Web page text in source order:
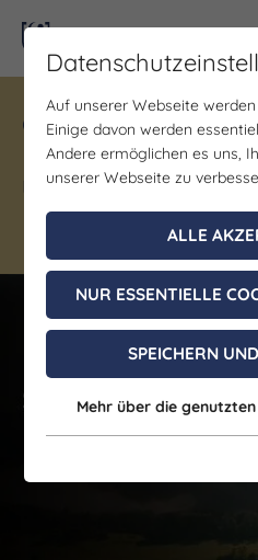
Gewinne ein Blind
Unstrut! Teilnahme
möglich.
Auf unserer Webseite
Einige davon werden
Andere ermöglichen es uns,
unserer Webseite zu
ALLE
NUR ESSENTIELLE
SPEICHERN UND
Mehr über die